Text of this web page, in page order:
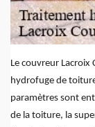
Le couvreur
hydrofuge de
paramètres sont
de la toiture, la